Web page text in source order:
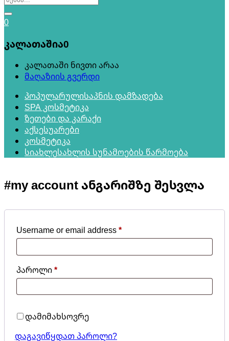
0
კალათაშია0
კალათაში ნივთი არაა
მაღაზიის გვერდი
პოპულარულისაპნის დამზადება
SPA კოსმეტიკა
ზეთები და კარაქი
აქსესუარები
კოსმეტიკა
სიახლესახლის სუნამოების წარმოება
#my account ანგარიშზე შესვლა
Username or email address*
პაროლი*
დამიმახსოვრე
დაგავიწყდათ პაროლი?